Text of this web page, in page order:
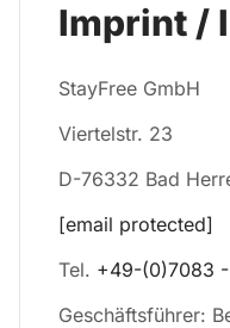
Imprint /
StayFree GmbH
Viertelstr. 23
D-76332 Bad
[email protected]
Tel. +49-(0)7083
Geschäftsführer: